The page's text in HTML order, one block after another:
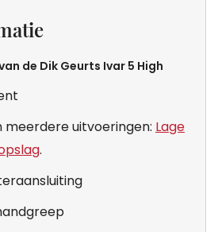
Geurts
jou is?
de Dik Geurts Ivar 5 High
meerdere uitvoeringen: Lage
.